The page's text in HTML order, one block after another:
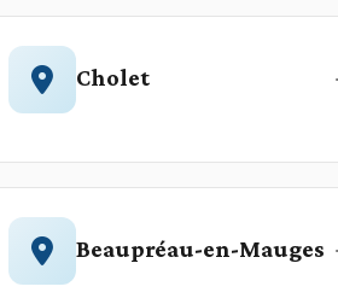
Cholet
Beaupréau-en-Mauges